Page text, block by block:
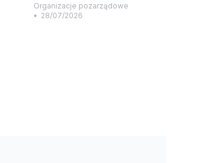
Organizacje pozarządowe
28/07/2026